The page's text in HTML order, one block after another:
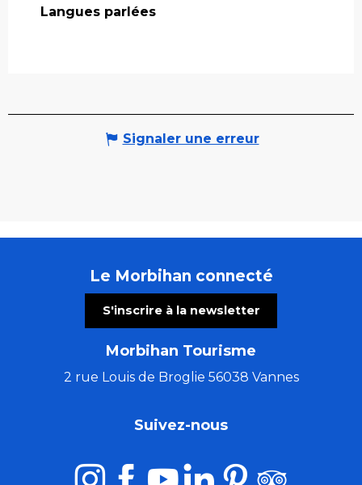
Langues parlées
Langues parlées
Signaler une erreur
Le Morbihan connecté
S'inscrire à la newsletter
Morbihan Tourisme
2 rue Louis de Broglie 56038 Vannes
Suivez-nous